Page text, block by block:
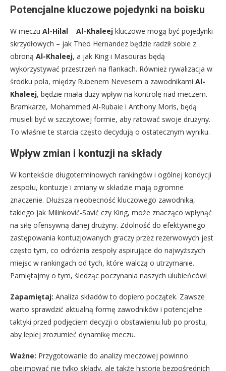
Potencjalne kluczowe pojedynki na boisku
W meczu Al-Hilal – Al-Khaleej kluczowe mogą być pojedynki
skrzydłowych – jak Theo Hernandez będzie radził sobie z
obroną Al-Khaleej, a jak King i Masouras będą
wykorzystywać przestrzeń na flankach. Również rywalizacja w
środku pola, między Rubenem Nevesem a zawodnikami Al-
Khaleej, będzie miała duży wpływ na kontrolę nad meczem.
Bramkarze, Mohammed Al-Rubaie i Anthony Moris, będą
musieli być w szczytowej formie, aby ratować swoje drużyny.
To właśnie te starcia często decydują o ostatecznym wyniku.
Wpływ zmian i kontuzji na składy
W kontekście długoterminowych rankingów i ogólnej kondycji
zespołu, kontuzje i zmiany w składzie mają ogromne
znaczenie. Dłuższa nieobecność kluczowego zawodnika,
takiego jak Milinković-Savić czy King, może znacząco wpłynąć
na siłę ofensywną danej drużyny. Zdolność do efektywnego
zastępowania kontuzjowanych graczy przez rezerwowych jest
często tym, co odróżnia zespoły aspirujące do najwyższych
miejsc w rankingach od tych, które walczą o utrzymanie.
Pamiętajmy o tym, śledząc poczynania naszych ulubieńców!
Zapamiętaj: Analiza składów to dopiero początek. Zawsze
warto sprawdzić aktualną formę zawodników i potencjalne
taktyki przed podjęciem decyzji o obstawieniu lub po prostu,
aby lepiej zrozumieć dynamikę meczu.
Ważne: Przygotowanie do analizy meczowej powinno
obejmować nie tylko składy, ale także historię bezpośrednich